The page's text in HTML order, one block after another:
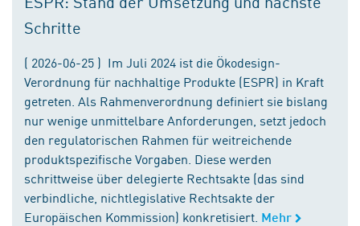
Schritte
( 2026-06-25 ) Im Juli 2024 ist die Ökodesign-
Verordnung für nachhaltige Produkte (ESPR) in Kraft
getreten. Als Rahmenverordnung definiert sie bislang
nur wenige unmittelbare Anforderungen, setzt jedoch
den regulatorischen Rahmen für weitreichende
produktspezifische Vorgaben. Diese werden
schrittweise über delegierte Rechtsakte (das sind
verbindliche, nichtlegislative Rechtsakte der
Europäischen Kommission) konkretisiert. Mehr